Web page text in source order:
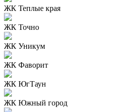
ЖК Теплые края
ЖК Точно
ЖК Уникум
ЖК Фаворит
ЖК ЮгТаун
ЖК Южный город